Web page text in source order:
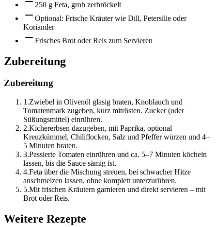
250 g Feta, grob zerbröckelt
Optional: Frische Kräuter wie Dill, Petersilie oder
Koriander
Frisches Brot oder Reis zum Servieren
Zubereitung
Zubereitung
1 .Zwiebel in Olivenöl glasig braten, Knoblauch und
Tomatenmark zugeben, kurz mitrösten. Zucker (oder
Süßungsmittel) einrühren.
2.Kichererbsen dazugeben, mit Paprika, optional
Kreuzkümmel, Chiliflocken, Salz und Pfeffer würzen und 4–
5 Minuten braten.
3.Passierte Tomaten einrühren und ca. 5–7 Minuten köcheln
lassen, bis die Sauce sämig ist.
4.Feta über die Mischung streuen, bei schwacher Hitze
anschmelzen lassen, ohne komplett unterzurühren.
5.Mit frischen Kräutern garnieren und direkt servieren – mit
Brot oder Reis.
Weitere Rezepte